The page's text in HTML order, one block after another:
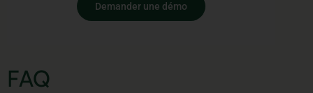
Demander une démo
FAQ